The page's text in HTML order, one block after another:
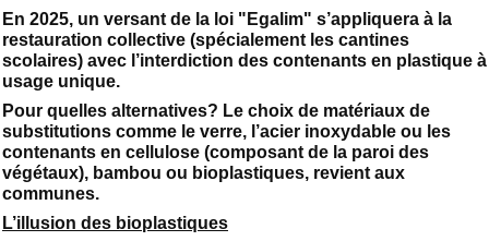
En 2025, un versant de la loi "Egalim" s’appliquera à la
restauration collective (spécialement les cantines
scolaires) avec l’interdiction des contenants en plastique à
usage unique.
Pour quelles alternatives? Le choix de matériaux de
substitutions comme le verre, l’acier inoxydable ou les
contenants en cellulose (composant de la paroi des
végétaux), bambou ou bioplastiques, revient aux
communes.
L’illusion des bioplastiques